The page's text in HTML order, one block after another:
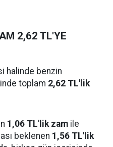
2,62 TL'YE
halinde benzin
toplam 2,62 TL'lik
1,06 TL'lik zam ile
beklenen 1,56 TL'lik